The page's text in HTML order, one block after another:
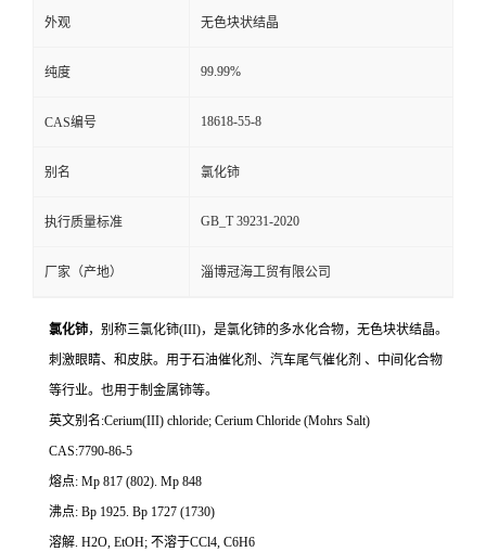
外观 无色块状结晶
纯度 99.99%
CAS编号 18618-55-8
别名 氯化铈
执行质量标准 GB_T 39231-2020
厂家（产地） 淄博冠海工贸有限公司
氯化铈，别称三氯化铈(III)，是氯化铈的多水化合物，无色块状结晶。
刺激眼睛、和皮肤。用于石油催化剂、汽车尾气催化剂 、中间化合物
等行业。也用于制金属铈等。
英文别名:Cerium(III) chloride; Cerium Chloride (Mohrs Salt)
CAS:7790-86-5
熔点: Mp 817 (802). Mp 848
沸点: Bp 1925. Bp 1727 (1730)
溶解. H2O, EtOH; 不溶于CCl4, C6H6